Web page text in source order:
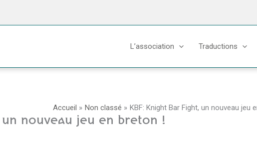
L’association Traductions
Accueil Non classé KBF: Knight Bar Fight, un nouveau jeu
un nouveau jeu en breton !